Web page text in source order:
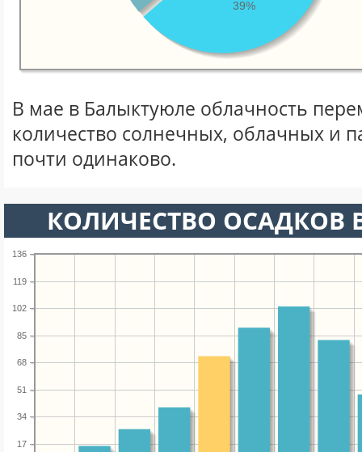
39%
В мае в Балыктуюле облачность
количество солнечных, облачных и
почти одинаково.
КОЛИЧЕСТВО ОСАДКОВ
17
34
51
68
85
102
119
136